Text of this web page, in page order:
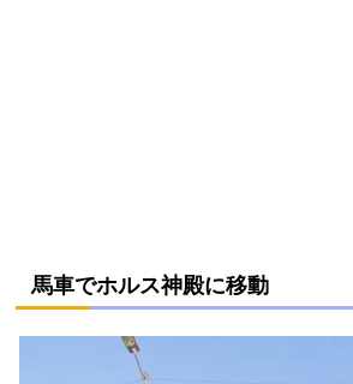
馬車でホルス神殿に移動